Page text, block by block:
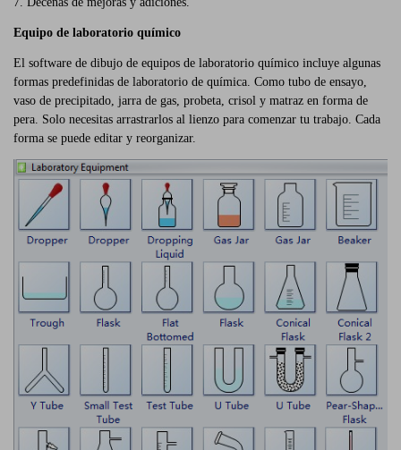
Equipo de laboratorio químico
El software de dibujo de equipos de laboratorio químico incluye algunas
formas predefinidas de laboratorio de química. Como tubo de ensayo,
vaso de precipitado, jarra de gas, probeta, crisol y matraz en forma de
pera. Solo necesitas arrastrarlos al lienzo para comenzar tu trabajo. Cada
forma se puede editar y reorganizar.